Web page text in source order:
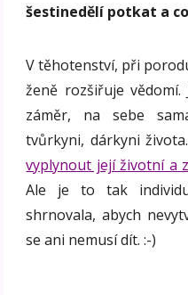
šestinedělí potkat a
V těhotenství, při
ženě rozšiřuje
záměr, na sebe
tvůrkyni, dárkyni
vyplynout její životní a
Ale je to tak
shrnovala, abych
se ani nemusí dít. :-)